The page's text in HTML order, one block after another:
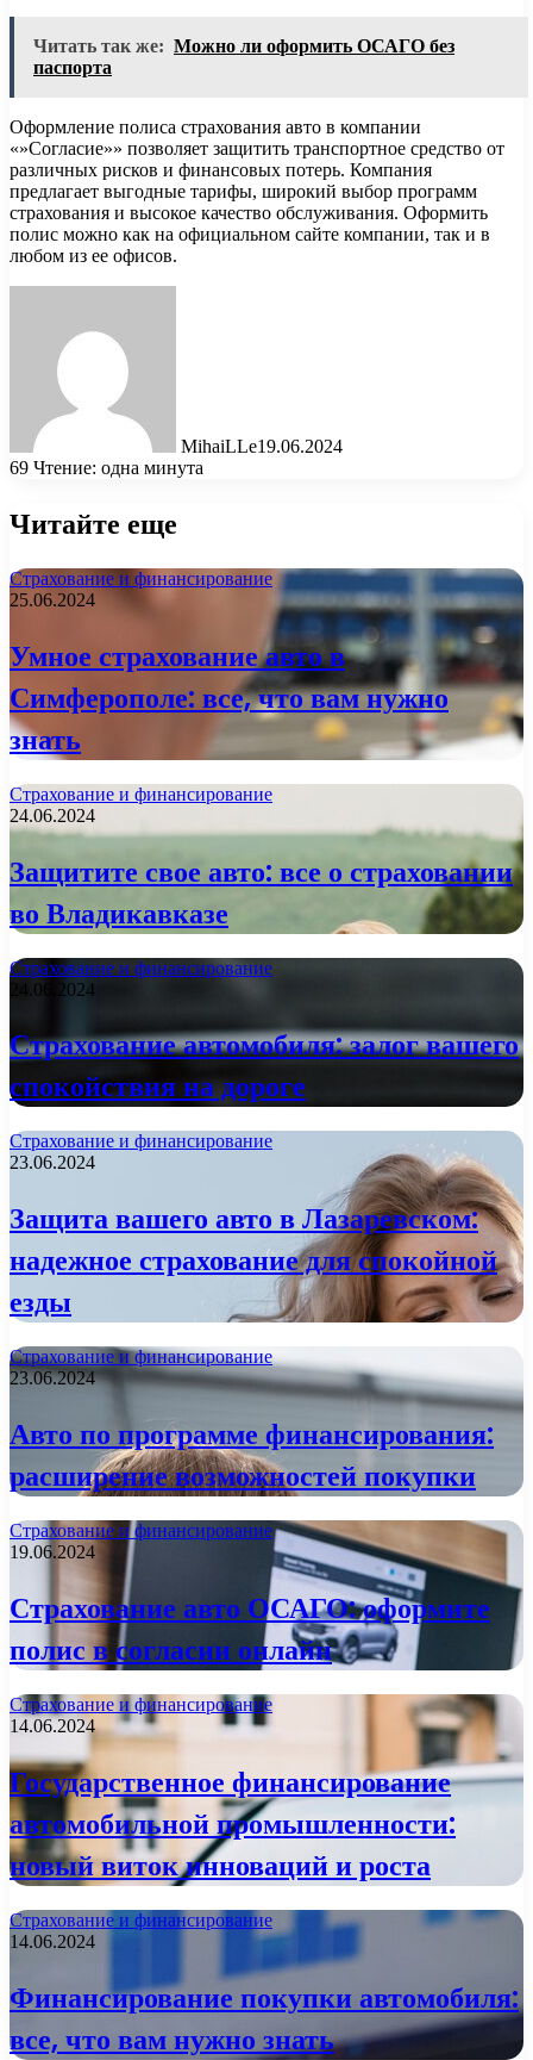
Читать так же: Можно ли оформить ОСАГО без
паспорта
Оформление полиса страхования авто в компании
«»Согласие»» позволяет защитить транспортное средство от
различных рисков и финансовых потерь. Компания
предлагает выгодные тарифы, широкий выбор программ
страхования и высокое качество обслуживания. Оформить
полис можно как на официальном сайте компании, так и в
любом из ее офисов.
MihaiLLe19.06.2024
69 Чтение: одна минута
Читайте еще
Страхование и финансирование
25.06.2024
Умное страхование авто в
Симферополе: все, что вам нужно
знать
Страхование и финансирование
24.06.2024
Защитите свое авто: все о страховании
во Владикавказе
Страхование и финансирование
24.06.2024
Страхование автомобиля: залог вашего
спокойствия на дороге
Страхование и финансирование
23.06.2024
Защита вашего авто в Лазаревском:
надежное страхование для спокойной
езды
Страхование и финансирование
23.06.2024
Авто по программе финансирования:
расширение возможностей покупки
Страхование и финансирование
19.06.2024
Страхование авто ОСАГО: оформите
полис в согласии онлайн
Страхование и финансирование
14.06.2024
Государственное финансирование
автомобильной промышленности:
новый виток инноваций и роста
Страхование и финансирование
14.06.2024
Финансирование покупки автомобиля:
все, что вам нужно знать